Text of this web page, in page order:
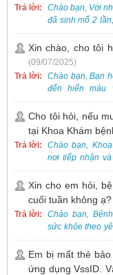
hoặc Fanpage
Nam - Thụy Điển
Trả lời:
Chào bạn, Với
đã sinh mổ 2
lần 3 vẫn có thể
Tại Bệnh viện,
nhận và hỗ trợ
nhu cầu tương tự.
Xin chào, cho tôi
(09/07/2025)
Trả lời:
Chào bạn, Bạn
đến hiến máu
Nhật.
Cho tôi hỏi, nếu
tại Khoa Khám
Trả lời:
Chào bạn,
nơi tiếp nhận
cho tất cả các
gồm cả điều trị
cần đăng ký
Khám bệnh trước.
Xin cho em hỏi,
cuối tuần không ạ?
Trả lời:
Chào bạn,
sức khỏe theo
thứ Bảy. Nếu
lòng đặt lịch
xếp thời gian
Em bị mất thẻ
ứng dụng VssID.